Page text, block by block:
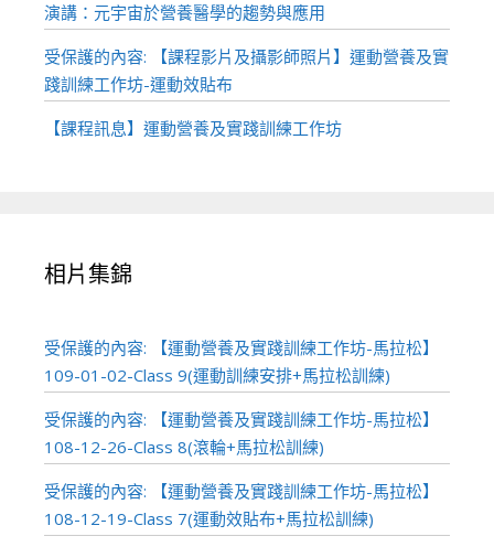
演講：元宇宙於營養醫學的趨勢與應用
受保護的內容: 【課程影片及攝影師照片】運動營養及實
踐訓練工作坊-運動效貼布
【課程訊息】運動營養及實踐訓練工作坊
相片集錦
受保護的內容: 【運動營養及實踐訓練工作坊-馬拉松】
109-01-02-Class 9(運動訓練安排+馬拉松訓練)
受保護的內容: 【運動營養及實踐訓練工作坊-馬拉松】
108-12-26-Class 8(滾輪+馬拉松訓練)
受保護的內容: 【運動營養及實踐訓練工作坊-馬拉松】
108-12-19-Class 7(運動效貼布+馬拉松訓練)